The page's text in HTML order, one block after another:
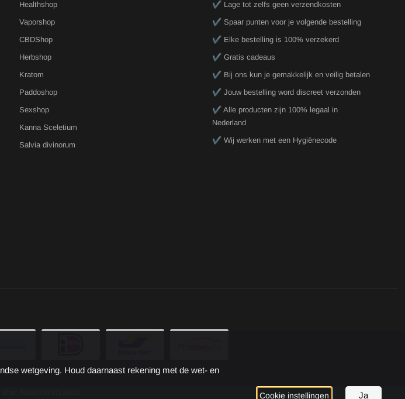
Healthshop
Vaporshop
CBDShop
Herbshop
Kratom
Paddoshop
Sexshop
Kanna Sceletium
Salvia divinorum
✔️ Lage tot zelfs geen verzendkosten
✔️ Spaar punten voor je volgende bestelling
✔️ Elke bestelling is 100% verzekerd
✔️ Gratis cadeaus
✔️ Bij ons kun je gemakkelijk en veilig betalen
✔️ Jouw bestelling word discreet verzonden
✔️ Alle producten zijn 100% legaal in
Nederland
✔️ Wij werken met een Hygiënecode
wetgeving. Houd daarnaast rekening met de wet- en
Cookie instellingen Ja